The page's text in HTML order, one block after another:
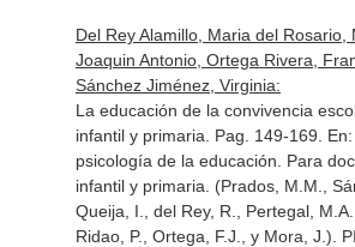
Del Rey Alamillo, Maria del Rosario,
Joaquin Antonio, Ortega Rivera,
Sánchez Jiménez, Virginia:
La educación de la convivencia
infantil y primaria. Pag. 149-169.
psicología de la educación. Para
infantil y primaria. (Prados, M.M.,
Queija, I., del Rey, R., Pertegal,
Ridao, P., Ortega, F.J., y Mora, J.) .